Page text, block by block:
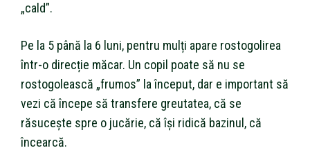
„cald”.
Pe la 5 până la 6 luni, pentru mulți apare rostogolirea
într-o direcție măcar. Un copil poate să nu se
rostogolească „frumos” la început, dar e important să
vezi că începe să transfere greutatea, că se
răsucește spre o jucărie, că își ridică bazinul, că
încearcă.